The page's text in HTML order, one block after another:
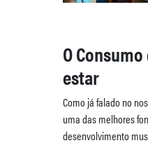
O
estar
Como já falado no
uma das melhores
desenvolvimento